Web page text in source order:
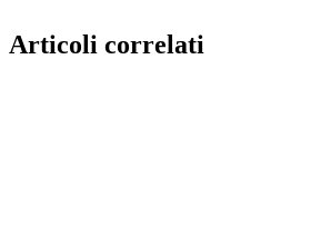
Articoli correlati